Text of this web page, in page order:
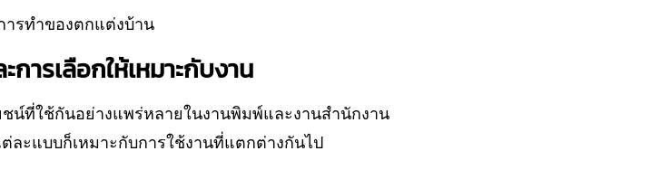
ารทำของตกแต่งบ้าน
ารเลือกให้เหมาะกับงาน
น์ที่ใช้กันอย่างแพร่หลายในงานพิมพ์และงานสำนักงาน
ะแบบก็เหมาะกับการใช้งานที่แตกต่างกันไป